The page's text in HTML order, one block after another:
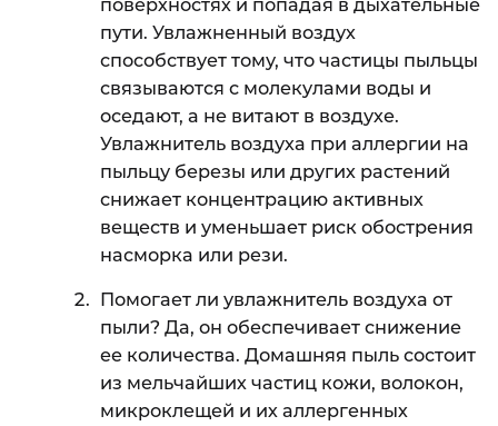
поверхностях и попадая в дыхательные
пути. Увлажненный воздух
способствует тому, что частицы пыльцы
связываются с молекулами воды и
оседают, а не витают в воздухе.
Увлажнитель воздуха при аллергии на
пыльцу березы или других растений
снижает концентрацию активных
веществ и уменьшает риск обострения
насморка или рези.
Помогает ли увлажнитель воздуха от
пыли? Да, он обеспечивает снижение
ее количества. Домашняя пыль состоит
из мельчайших частиц кожи, волокон,
микроклещей и их аллергенных